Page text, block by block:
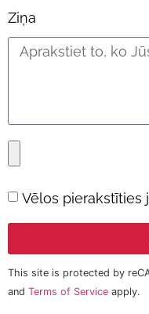
Ziņa
Vēlos pierakstīties
This site is protected by
and Terms of Service apply.